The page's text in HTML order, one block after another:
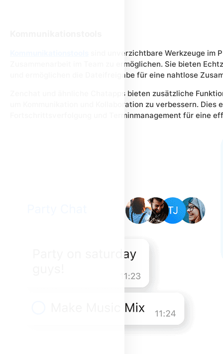
sind unverzichtbare Werkzeuge im
Zusammenarbeit im Team zu ermöglichen. Sie bieten
und ermöglichen die Dateifreigabe für eine nahtlose
Zenchat und ähnliche Chatapps bieten zusätzliche
um Kommunikation und Kollaboration zu verbessern.
Fortschrittsverfolgung und Terminmanagement für eine